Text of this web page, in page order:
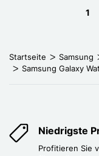
1
Startseite Samsung
Samsung Galaxy
Niedrigste
Profitieren Sie